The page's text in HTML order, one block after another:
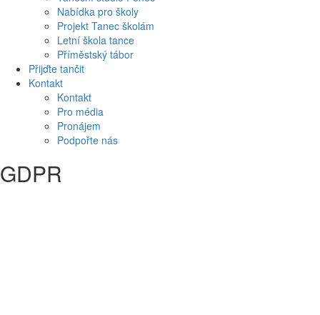
Nabídka pro školy
Projekt Tanec školám
Letní škola tance
Příměstský tábor
Přijďte tančit
Kontakt
Kontakt
Pro média
Pronájem
Podpořte nás
GDPR